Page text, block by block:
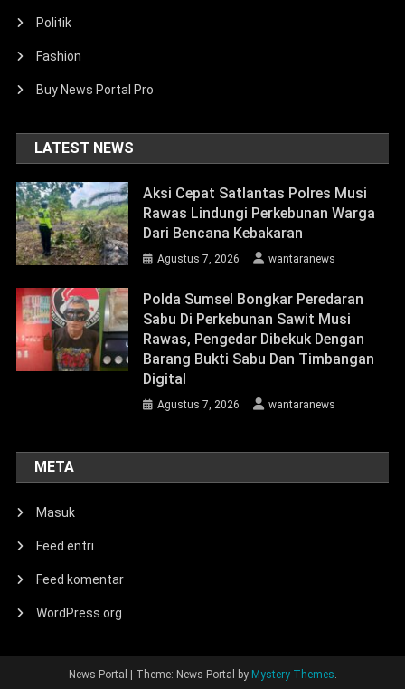
Politik
Fashion
Buy News Portal Pro
LATEST NEWS
Aksi Cepat Satlantas Polres Musi
Rawas Lindungi Perkebunan Warga
Dari Bencana Kebakaran
Agustus 7, 2026 wantaranews
Polda Sumsel Bongkar Peredaran
Sabu Di Perkebunan Sawit Musi
Rawas, Pengedar Dibekuk Dengan
Barang Bukti Sabu Dan Timbangan
Digital
Agustus 7, 2026 wantaranews
META
Masuk
Feed entri
Feed komentar
WordPress.org
News Portal | Theme: News Portal by Mystery Themes